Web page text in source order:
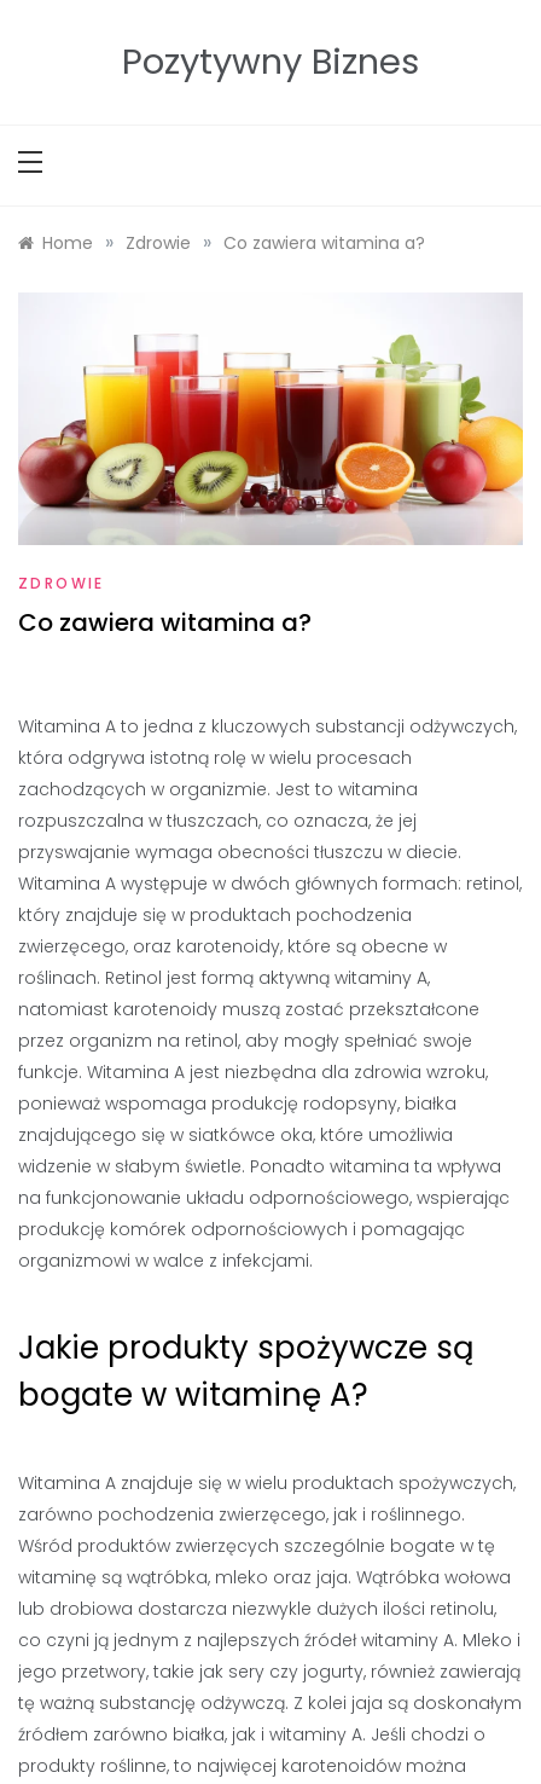
Pozytywny Biznes
Home » Zdrowie » Co zawiera witamina a?
ZDROWIE
Co zawiera witamina a?
Witamina A to jedna z kluczowych substancji odżywczych,
która odgrywa istotną rolę w wielu procesach
zachodzących w organizmie. Jest to witamina
rozpuszczalna w tłuszczach, co oznacza, że jej
przyswajanie wymaga obecności tłuszczu w diecie.
Witamina A występuje w dwóch głównych formach: retinol,
który znajduje się w produktach pochodzenia
zwierzęcego, oraz karotenoidy, które są obecne w
roślinach. Retinol jest formą aktywną witaminy A,
natomiast karotenoidy muszą zostać przekształcone
przez organizm na retinol, aby mogły spełniać swoje
funkcje. Witamina A jest niezbędna dla zdrowia wzroku,
ponieważ wspomaga produkcję rodopsyny, białka
znajdującego się w siatkówce oka, które umożliwia
widzenie w słabym świetle. Ponadto witamina ta wpływa
na funkcjonowanie układu odpornościowego, wspierając
produkcję komórek odpornościowych i pomagając
organizmowi w walce z infekcjami.
Jakie produkty spożywcze są
bogate w witaminę A?
Witamina A znajduje się w wielu produktach spożywczych,
zarówno pochodzenia zwierzęcego, jak i roślinnego.
Wśród produktów zwierzęcych szczególnie bogate w tę
witaminę są wątróbka, mleko oraz jaja. Wątróbka wołowa
lub drobiowa dostarcza niezwykle dużych ilości retinolu,
co czyni ją jednym z najlepszych źródeł witaminy A. Mleko i
jego przetwory, takie jak sery czy jogurty, również zawierają
tę ważną substancję odżywczą. Z kolei jaja są doskonałym
źródłem zarówno białka, jak i witaminy A. Jeśli chodzi o
produkty roślinne, to najwięcej karotenoidów można